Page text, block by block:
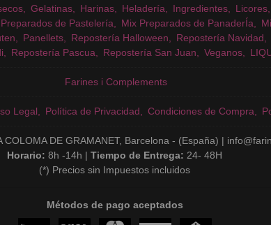
Gelatinas Harinas Heladería Ingredientes Licores
de Pastelería Mix Preparados de PanaderÍa
Panellets Repostería Halloween Repostería Navidad
Repostería Pascua Repostería San Juan Veganos
Farines i Complements
Legal Política de Privacidad Condiciones de Compra
COLOMA DE GRAMANET, Barcelona - (España) |
Horario:8h -14h |Tiempo de Entrega: 24- 48H
(*) Precios sin Impuestos incluidos
Métodos de pago aceptados